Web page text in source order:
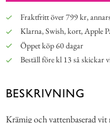
Fraktfritt över 799 kr,
Klarna, Swish, kort, Apple
Öppet köp 60 dagar
Beställ före kl 13 så skickar
BESKRIVNING
Krämig och vattenbaserad